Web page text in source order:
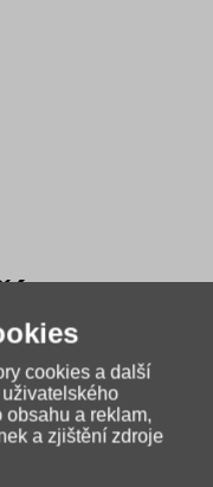
cookies a další
obsahu a reklam,
a zjištění zdroje